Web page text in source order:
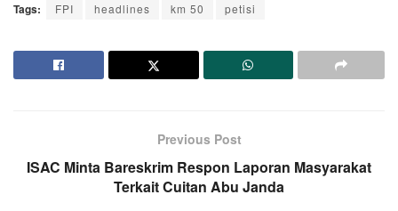
Tags: FPI headlines km 50 petisi
Previous Post
ISAC Minta Bareskrim Respon Laporan Masyarakat
Terkait Cuitan Abu Janda